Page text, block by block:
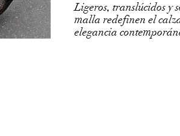
Ligeros, translúcidos y
malla redefinen el
elegancia